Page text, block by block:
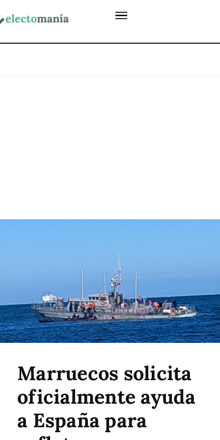
Marruecos solicita
oficialmente ayuda
a España para